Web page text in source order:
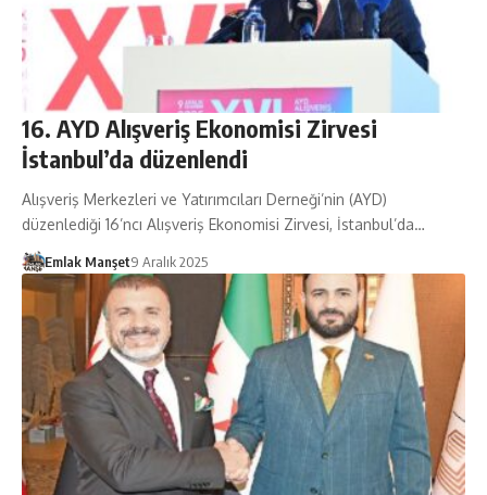
16. AYD Alışveriş Ekonomisi Zirvesi
İstanbul’da düzenlendi
Alışveriş Merkezleri ve Yatırımcıları Derneği’nin (AYD)
düzenlediği 16’ncı Alışveriş Ekonomisi Zirvesi, İstanbul’da…
Emlak Manşet9 Aralık 2025